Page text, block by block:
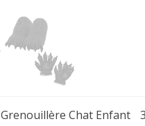
Grenouillère Chat Enfant